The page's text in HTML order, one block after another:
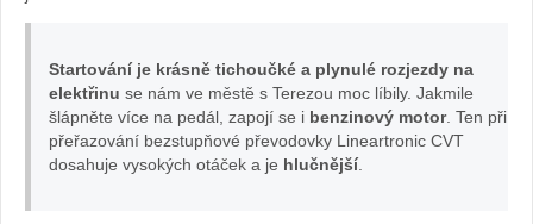
Startování je krásně tichoučké a plynulé rozjezdy na
elektřinu se nám ve městě s Terezou moc líbily. Jakmile
šlápněte více na pedál, zapojí se i benzinový motor. Ten při
přeřazování bezstupňové převodovky Lineartronic CVT
dosahuje vysokých otáček a je hlučnější.